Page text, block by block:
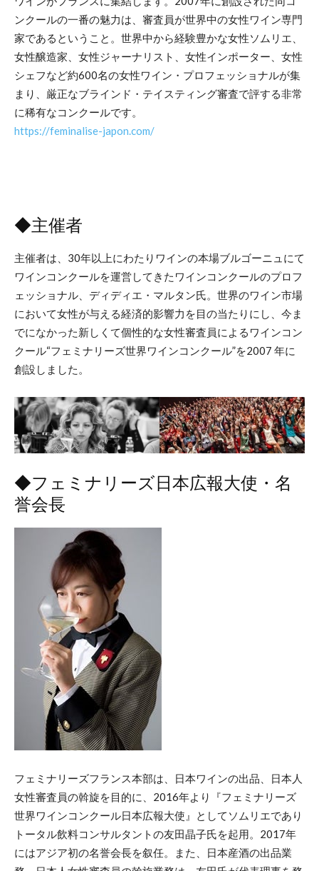
ンクールの一番の魅力は、審査員が世界中の女性ワイン専門
家であるということ。世界中から経験豊かな女性ソムリエ、
女性醸造家、女性ジャーナリスト、女性インポーター、女性
シェフなど約600名の女性ワイン・プロフェッショナルが集
まり、厳正なブラインド・テイスティング審査で評する非常
に稀有なコンクールです。
https://feminalise-japon.com/
◆主催者
主催者は、30年以上にわたりワインの本場ブルゴーニュにて
ワインコンクールを運営してきたワインコンクールのプロフ
ェッショナル、ディディエ・マルタン氏。世界のワイン市場
において女性が与える経済的影響力を目の当たりにし、今ま
でになかった新しくて個性的な女性審査員によるワインコン
クール“フェミナリーズ世界ワインコンクール”を2007 年に
創設しました。
◆フェミナリーズ日本広報大使・名
誉会長
フェミナリーズフランス本部は、日本ワインの出品、日本人
女性審査員の斡旋を目的に、2016年より『フェミナリーズ
世界ワインコンクール日本広報大使』としてソムリエであり
トータル飲料コンサルタントの友田晶子氏を起用。2017年
にはアジア初の名誉会長を叙任。また、日本産酒の出品業